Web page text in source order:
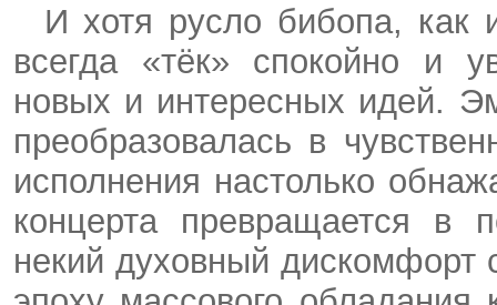
И хотя русло бибопа, как
всегда «тёк» спокойно и
новых и интересных идей.
преобразовалась в
исполнения настолько
концерта превращается в
некий духовный